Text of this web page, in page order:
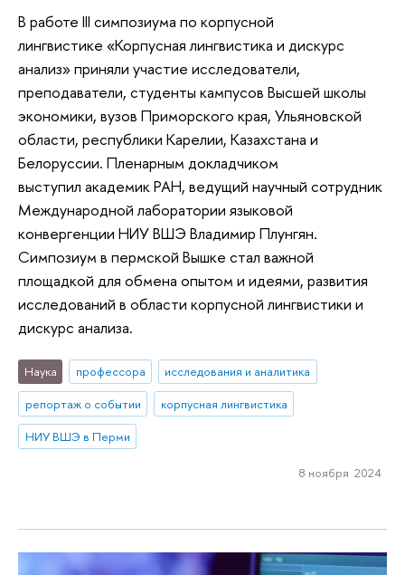
В работе III симпозиума по корпусной
лингвистике «Корпусная лингвистика и дискурс
анализ» приняли участие исследователи,
преподаватели, студенты кампусов Высшей школы
экономики, вузов Приморского края, Ульяновской
области, республики Карелии, Казахстана и
Белоруссии. Пленарным докладчиком
выступил академик РАН, ведущий научный сотрудник
Международной лаборатории языковой
конвергенции НИУ ВШЭ Владимир Плунгян.
Симпозиум в пермской Вышке стал важной
площадкой для обмена опытом и идеями, развития
исследований в области корпусной лингвистики и
дискурс анализа.
Наука профессора
исследования и аналитика
репортаж о событии
корпусная лингвистика
НИУ ВШЭ в Перми
8 ноября 2024